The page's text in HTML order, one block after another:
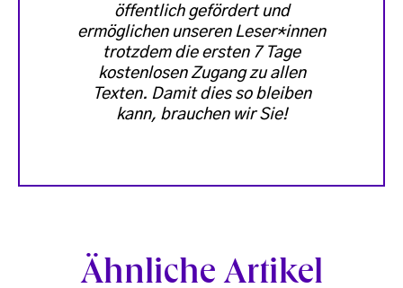
öffentlich gefördert und
ermöglichen unseren Leser*innen
trotzdem die ersten 7 Tage
kostenlosen Zugang zu allen
Texten. Damit dies so bleiben
kann, brauchen wir Sie!
Ähnliche Artikel